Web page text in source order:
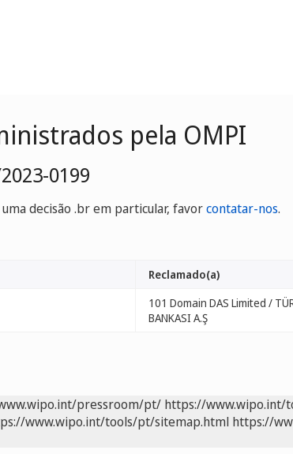
pela OMPI
0199
decisão .br em particular, favorcontatar-nos.
Reclamado(a)
101 Domain DAS Limited /
BANKASI A.Ş
pressroom/pt/ https://www.wipo.int/
www.wipo.int/tools/pt/sitemap.html https://